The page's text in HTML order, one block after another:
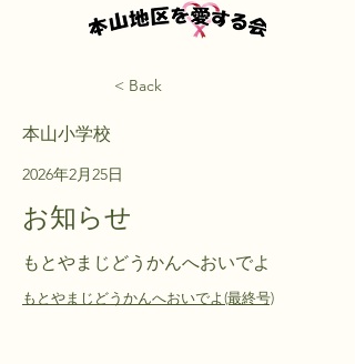
< Back
本山小学校
2026年2月25日
お知らせ
もとやまじどうかんへおいでよ
もとやまじどうかんへおいでよ(最終号)